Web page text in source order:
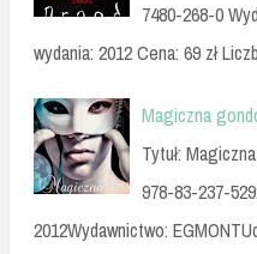
7480-268-0
wydania: 2012 Cena: 69 zł
Magiczna
Tytuł:
978-83-237-
2012Wydawnictwo: